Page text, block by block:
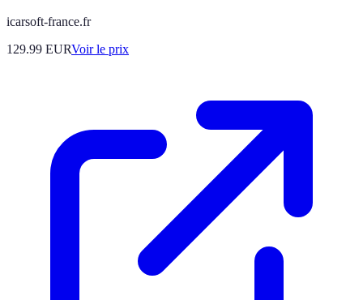
icarsoft-france.fr
129.99 EURVoir le prix